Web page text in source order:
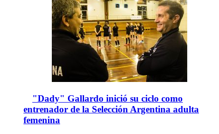
"Dady" Gallardo inició su ciclo como
entrenador de la Selección Argentina adulta
femenina